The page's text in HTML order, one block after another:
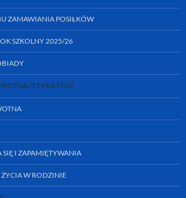
ZAMAWIANIA POSIŁKÓW
SZKOLNY 2025/26
/ ETYKA / TUZ
I ZAPAMIĘTYWANIA
W RODZINIE